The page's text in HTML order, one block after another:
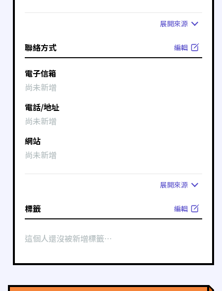
展開來源
聯絡方式 編輯
電子信箱
尚未新增
電話/地址
尚未新增
網站
尚未新增
展開來源
標籤 編輯
這個人還沒被新增標籤⋯